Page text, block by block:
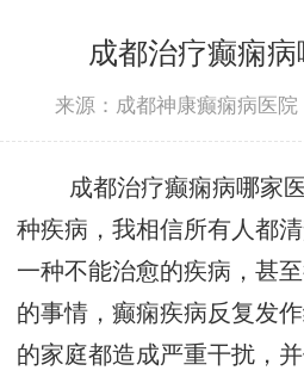
成都治疗癫痫
来源：成都神康癫痫病医院
成都治疗癫痫病哪家
种疾病，我相信所有人都
一种不能治愈的疾病，甚
的事情，癫痫疾病反复发
的家庭都造成严重干扰，